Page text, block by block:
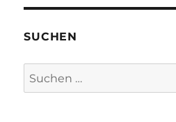
SUCHEN
Suchen
nach: